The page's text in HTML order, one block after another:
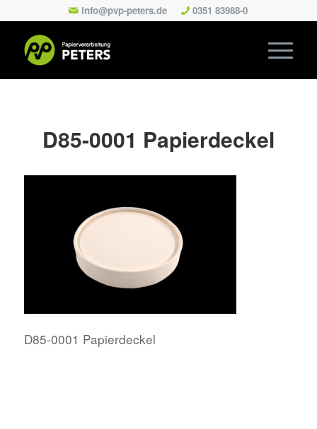
info@pvp-peters.de 0351 83988-0
D85-0001 Papierdeckel
D85-0001 Papierdeckel